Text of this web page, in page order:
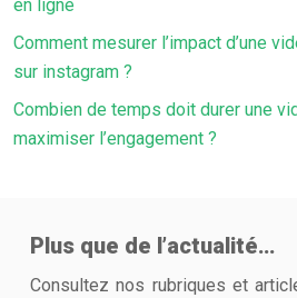
en ligne
Comment mesurer l’impact d’une
sur instagram ?
Combien de temps doit durer une
maximiser l’engagement ?
Plus que de l’actualité…
Consultez nos rubriques et